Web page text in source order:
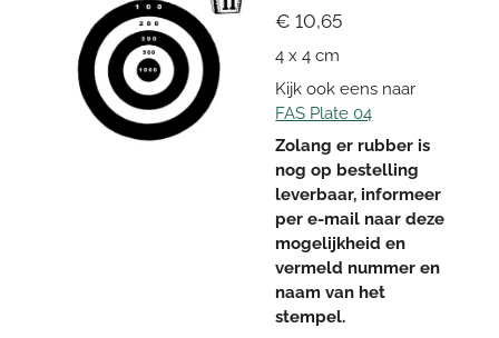
€ 10,65
4 x 4 cm
Kijk ook eens naar
FAS Plate 04
Zolang er rubber is
nog op bestelling
leverbaar, informeer
per e-mail naar deze
mogelijkheid en
vermeld nummer en
naam van het
stempel.